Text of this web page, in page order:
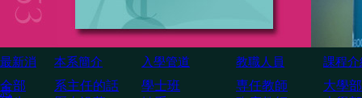
最新消
息
本系簡介 入學管道 教職人員 課程介
全部
系主任的話
學士班
専任教師
大學部